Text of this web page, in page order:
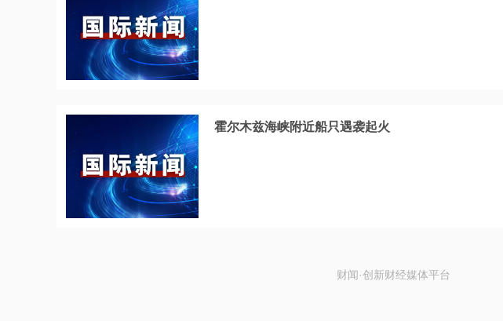
霍尔木兹海峡附近船只遇袭起火
财闻·创新财经媒体平台